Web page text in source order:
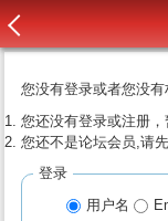
您没有登录或者您没
您还没有登录或注册
您还不是论坛会员,请
登录
用户名